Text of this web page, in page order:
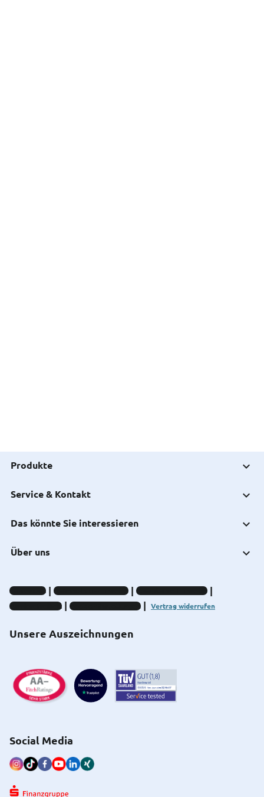
Produkte
Service & Kontakt
Das könnte Sie interessieren
Über uns
Unsere Auszeichnungen
Impressum Datenschutz-Hinweise
Compliance-Hinweise
Barrierefreiheit
Cookie-Einstellungen Vertrag widerrufen
Social Media